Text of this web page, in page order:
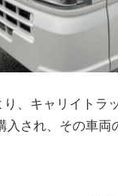
、キャリイトラ
され、その車両